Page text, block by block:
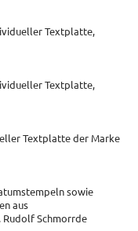
Textplatte,
Textplatte,
Textplatte der Marke
sowie
aus
Rudolf Schmorrde